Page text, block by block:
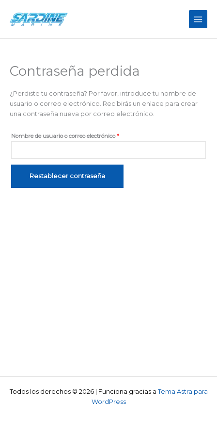
contenido
Contraseña perdida
¿Perdiste tu contraseña? Por favor, introduce tu nombre de
usuario o correo electrónico. Recibirás un enlace para crear
una contraseña nueva por correo electrónico.
Nombre de usuario o correo electrónico*
Restablecer contraseña
Todos los derechos © 2026 | Funciona gracias a Tema Astra para
WordPress